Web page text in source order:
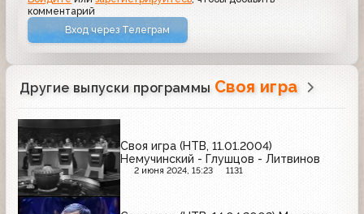
комментарий
Вход через Телеграм
Другие выпуски программы Своя игра
Своя игра (НТВ, 11.01.2004)
Немучинский - Глушцов - Литвинов
2 июня 2024, 15:23 1131